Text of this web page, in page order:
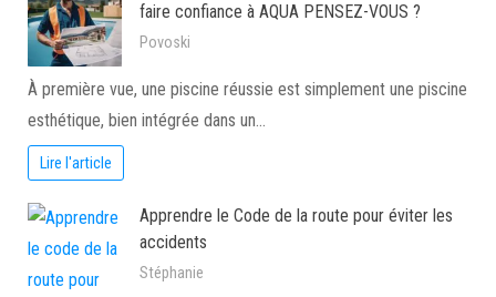
faire confiance à AQUA PENSEZ-VOUS ?
Povoski
À première vue, une piscine réussie est simplement une piscine
esthétique, bien intégrée dans un…
Lire l'article
Apprendre le Code de la route pour éviter les
accidents
Stéphanie